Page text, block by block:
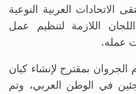
الاتحادات العربية النوعية
اللازمة لتنظيم عمل
عمله.
بمقترح لإنشاء كيان
في الوطن العربي، وتم